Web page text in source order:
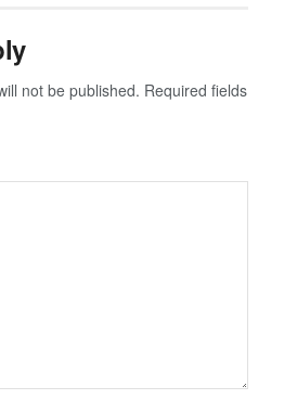
not be published. Required fields